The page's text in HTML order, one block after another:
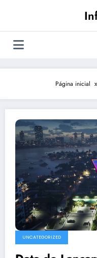
Página inicial
UNCATEGORIZED